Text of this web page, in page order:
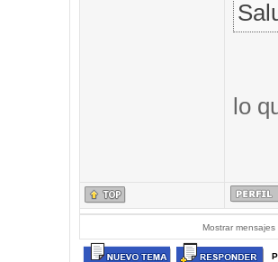
lo
Mostrar mensajes